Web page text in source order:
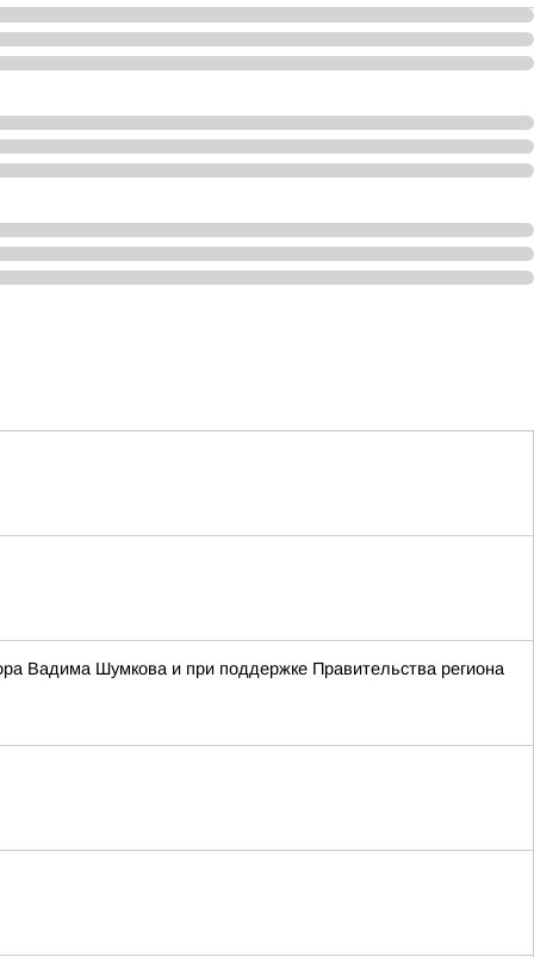
Вадима Шумкова и при поддержке Правительства региона